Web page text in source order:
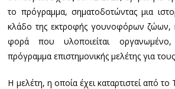
το πρόγραμμα, σηματοδοτώντας μια
κλάδο της εκτροφής γουνοφόρων ζώων,
φορά που υλοποιείται οργανωμένο,
πρόγραμμα επιστημονικής μελέτης για
Η μελέτη, η οποία έχει καταρτιστεί από